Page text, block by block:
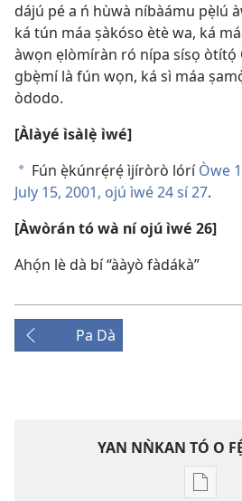
dájú pé a ń hùwà níbàámu pẹ̀lú
ká tún máa ṣàkóso ètè wa, ká
àwọn ẹlòmíràn ró nípa sísọ òtítọ́
gbẹ̀mí là fún wọn, ká sì máa
òdodo.
[Àlàyé ìsàlẹ̀ ìwé]
a Fún ẹ̀kúnrẹ́rẹ́ ìjíròrò lóríÒwe
July 15, 2001, ojú ìwé 24 sí 27.
[Àwòrán tó wà ní ojú ìwé 26]
Ahọ́n lè dà bí “ààyò fàdákà”
Pa Dà
YAN NǸKAN TÓ O
Bó